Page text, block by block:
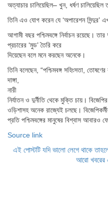
অত্যাচার চালিয়েছিল– খুন, ধর্ষণ
তিনি এও যোগ করেন যে ‘অপারেশন সিন্দুর’
আগামী বছর পশ্চিমবঙ্গে নির্বাচন রয়েছে।
প্রচারের ‘মুড’ তৈরি করে
দিয়েছেন বলে মনে করছেন অনেকে।
তিনি বলেছেন, “পশ্চিমবঙ্গ সহিংসতা, তোষণের
দাঙ্গা,
নারী
নির্যাতন ও দুর্নীতি থেকে মুক্তি চায়।
ওড়িশাসহ অনেক রাজ্যেই চলছে।
প্রতি পশ্চিমবঙ্গের মানুষের বিশ্বাস আবারও
Source link
এই পোস্টটি যদি ভালো লেগে থাকে
আরো খবরের